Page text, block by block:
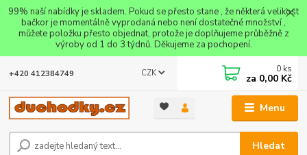
99% naší nabídky je skladem. Pokud se přesto stane , že některá velikost
bačkor je momentálně vyprodaná nebo není dostatečné množství ,
můžete položku přesto objednat, protože je doplňujeme průběžně z
výroby od 1 do 3 týdnů. Děkujeme za pochopení.
Menu
CZK
Hledat
+420 412384749 0 ks
za 0,00 Kč